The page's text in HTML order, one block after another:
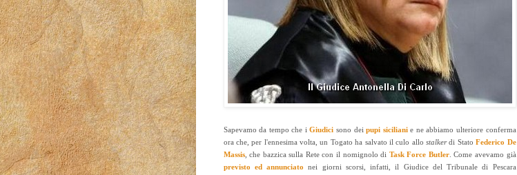
Sapevamo da tempo che iGiudici sono deipupi sicilianie ne abbiamo ulteriore conferma
ora che, per l'ennesima volta, un Togato ha salvato il culo allo stalkerdi StatoFederico De
Massis, che bazzica sulla Rete con il nomignolo di Task Force Butler. Come avevamo già
previsto ed annunciato nei giorni scorsi, infatti, il Giudice del Tribunale di Pescara